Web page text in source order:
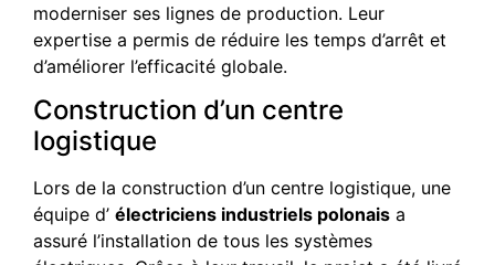
moderniser ses lignes de production. Leur
expertise a permis de réduire les temps d’arrêt et
d’améliorer l’efficacité globale.
Construction d’un centre
logistique
Lors de la construction d’un centre logistique, une
équipe d’ électriciens industriels polonais a
assuré l’installation de tous les systèmes